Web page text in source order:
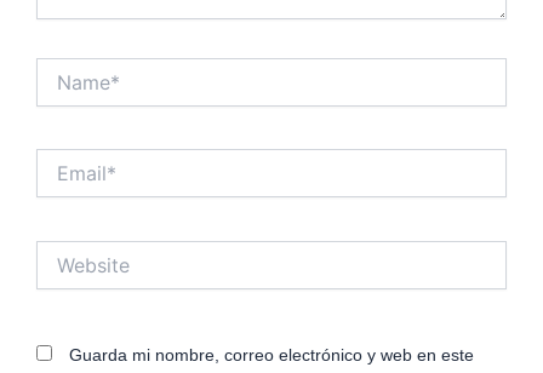
Guarda mi nombre, correo electrónico y web en este